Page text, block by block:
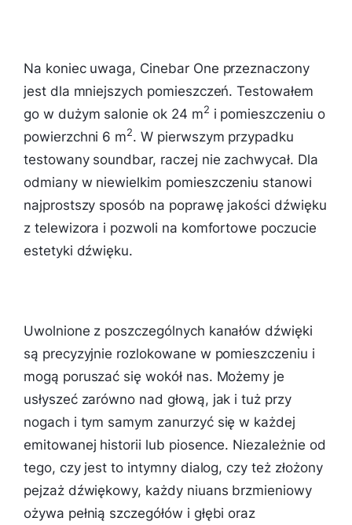
Na koniec uwaga, Cinebar One przeznaczony
jest dla mniejszych pomieszczeń. Testowałem
go w dużym salonie ok 24 m2 i pomieszczeniu o
powierzchni 6 m2. W pierwszym przypadku
testowany soundbar, raczej nie zachwycał. Dla
odmiany w niewielkim pomieszczeniu stanowi
najprostszy sposób na poprawę jakości dźwięku
z telewizora i pozwoli na komfortowe poczucie
estetyki dźwięku.
Uwolnione z poszczególnych kanałów dźwięki
są precyzyjnie rozlokowane w pomieszczeniu i
mogą poruszać się wokół nas. Możemy je
usłyszeć zarówno nad głową, jak i tuż przy
nogach i tym samym zanurzyć się w każdej
emitowanej historii lub piosence. Niezależnie od
tego, czy jest to intymny dialog, czy też złożony
pejzaż dźwiękowy, każdy niuans brzmieniowy
ożywa pełnią szczegółów i głębi oraz